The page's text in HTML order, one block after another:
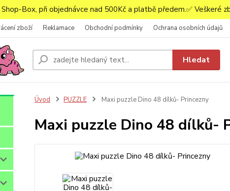
Box, při objednávce nad 500Kč a platbě předem.✅ Veškeré
zboží Reklamace Obchodní podmínky Ochrana osobních údajů
Hledat
Úvod PUZZLE Maxi puzzle Dino 48 dílků- Princezny
Maxi puzzle Dino 48 dílků-